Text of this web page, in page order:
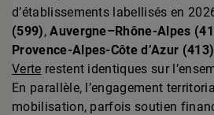
d’établissements labellisés en
(599),Auvergne–Rhône-Alpes
Provence-Alpes-Côte d’Azur (413)
Verte restent identiques sur
En parallèle, l’engagement
mobilisation, parfois soutien